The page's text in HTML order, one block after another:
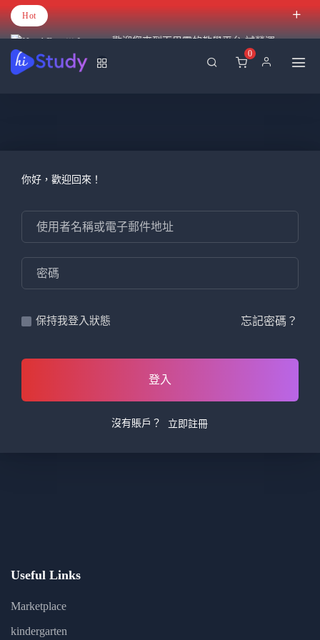
Hot
歡迎您來到百里霧的教學平台 試營運
0
你好，歡迎回來！
保持我登入狀態 忘記密碼？
登入
沒有賬戶？ 立即註冊
Useful Links
Marketplace
kindergarten